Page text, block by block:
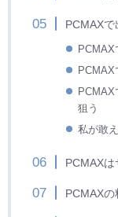
PCMAX
狙う
私が敢
PCMAXは
PCMAXの